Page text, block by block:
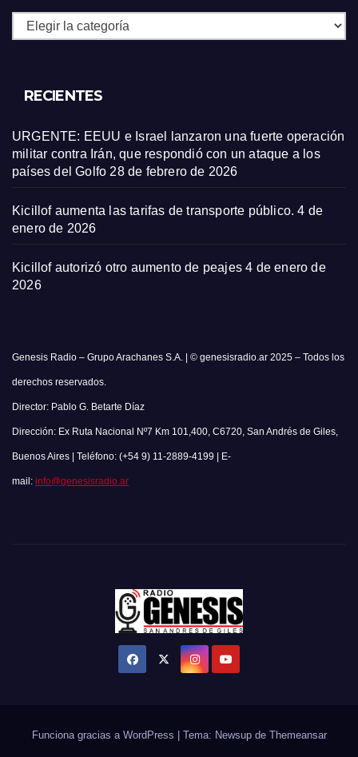
Secciones
RECIENTES
URGENTE: EEUU e Israel lanzaron una fuerte operación
militar contra Irán, que respondió con un ataque a los
países del Golfo 28 de febrero de 2026
Kicillof aumenta las tarifas de transporte público. 4 de
enero de 2026
Kicillof autorizó otro aumento de peajes 4 de enero de
2026
Genesis Radio – Grupo Arachanes S.A. | © genesisradio.ar 2025 – Todos los
derechos reservados.
Director: Pablo G. Betarte Díaz
Dirección: Ex Ruta Nacional Nº7 Km 101,400, C6720, San Andrés de Giles,
Buenos Aires | Teléfono: (+54 9) 11-2889-4199 | E-
mail: info@genesisradio.ar
Funciona gracias a WordPress | Tema: Newsup de Themeansar